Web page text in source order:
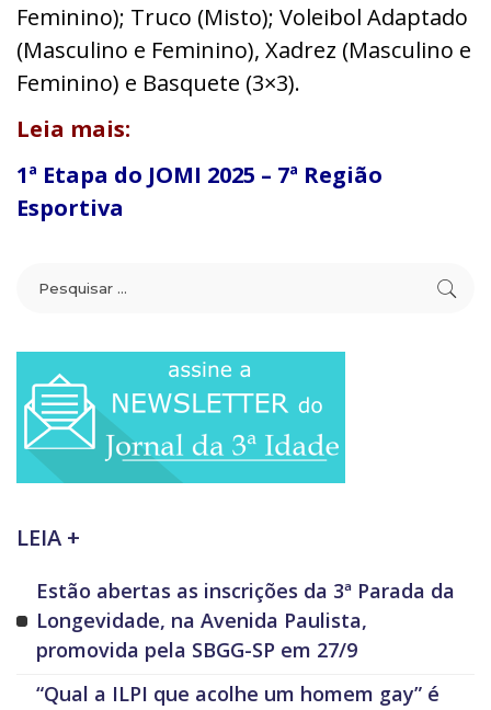
Feminino); Truco (Misto); Voleibol Adaptado
(Masculino e Feminino), Xadrez (Masculino e
Feminino) e Basquete (3×3).
Leia mais:
1ª Etapa do JOMI 2025 – 7ª Região
Esportiva
LEIA +
Estão abertas as inscrições da 3ª Parada da
Longevidade, na Avenida Paulista,
promovida pela SBGG-SP em 27/9
“Qual a ILPI que acolhe um homem gay” é